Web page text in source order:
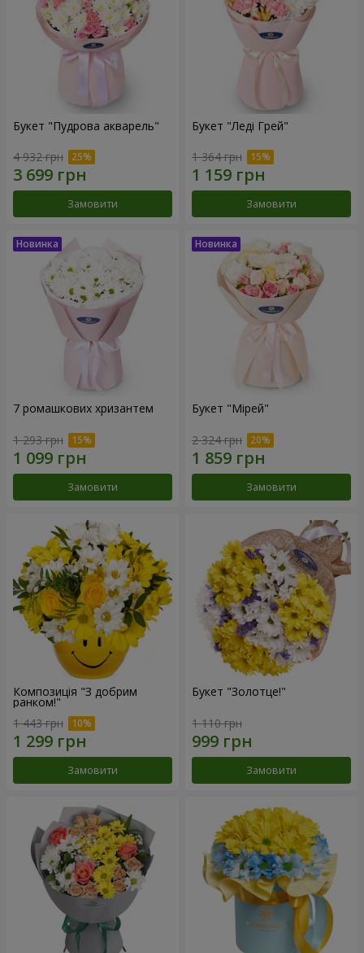
Букет "Пудрова акварель"
4 932 грн
Замовити
Букет "Леді Грей"
1 364 грн
Замовити
7 ромашкових хризантем
1 293 грн
Замовити
Букет "Мірей"
2 324 грн
Замовити
Композиція "З добрим
ранком!"
1 443 грн
Замовити
Букет "Золотце!"
1 110 грн
Замовити